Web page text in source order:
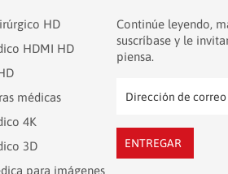
HD
HDMI HD
médicas
4K
3D
para imágenes
Continúe leyendo,
suscríbase y le
piensa.
ENTREGAR